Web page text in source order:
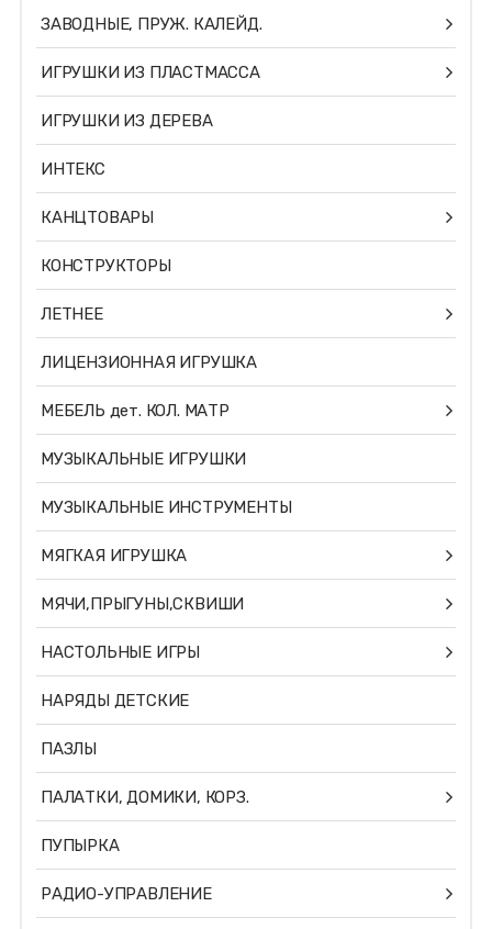
ЗАВОДНЫЕ, ПРУЖ. КАЛЕЙД.
ИГРУШКИ ИЗ ПЛАСТМАССА
ИГРУШКИ ИЗ ДЕРЕВА
ИНТЕКС
КАНЦТОВАРЫ
КОНСТРУКТОРЫ
ЛЕТНЕЕ
ЛИЦЕНЗИОННАЯ ИГРУШКА
МЕБЕЛЬ дет. КОЛ. МАТР
МУЗЫКАЛЬНЫЕ ИГРУШКИ
МУЗЫКАЛЬНЫЕ ИНСТРУМЕНТЫ
МЯГКАЯ ИГРУШКА
МЯЧИ,ПРЫГУНЫ,СКВИШИ
НАСТОЛЬНЫЕ ИГРЫ
НАРЯДЫ ДЕТСКИЕ
ПАЗЛЫ
ПАЛАТКИ, ДОМИКИ, КОРЗ.
ПУПЫРКА
РАДИО-УПРАВЛЕНИЕ